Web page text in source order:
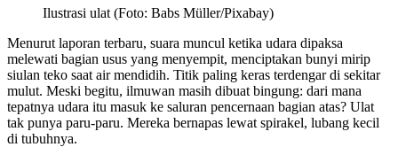
Ilustrasi ulat (Foto: Babs Müller/Pixabay)
Menurut laporan terbaru, suara muncul ketika udara dipaksa
melewati bagian usus yang menyempit, menciptakan bunyi mirip
siulan teko saat air mendidih. Titik paling keras terdengar di sekitar
mulut. Meski begitu, ilmuwan masih dibuat bingung: dari mana
tepatnya udara itu masuk ke saluran pencernaan bagian atas? Ulat
tak punya paru-paru. Mereka bernapas lewat spirakel, lubang kecil
di tubuhnya.